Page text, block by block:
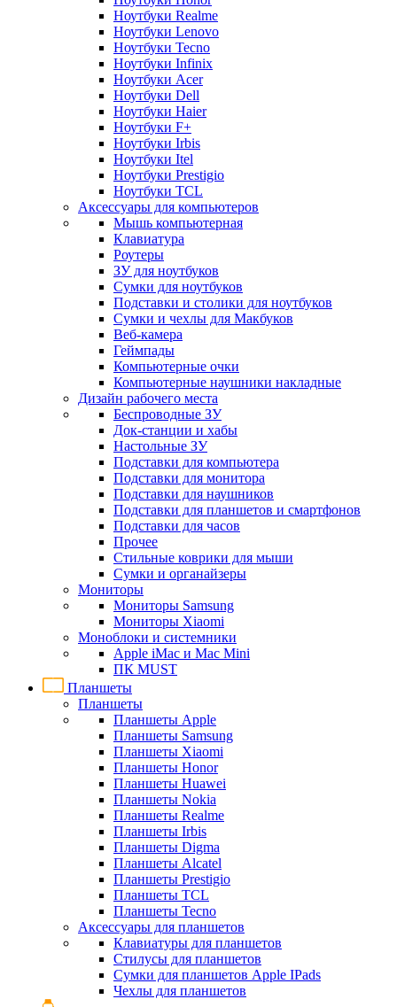
Ноутбуки Realme
Ноутбуки Lenovo
Ноутбуки Tecno
Ноутбуки Infinix
Ноутбуки Acer
Ноутбуки Dell
Ноутбуки Haier
Ноутбуки F+
Ноутбуки Irbis
Ноутбуки Itel
Ноутбуки Prestigio
Ноутбуки TCL
Аксессуары для компьютеров
Мышь компьютерная
Клавиатура
Роутеры
ЗУ для ноутбуков
Сумки для ноутбуков
Подставки и столики для ноутбуков
Сумки и чехлы для Макбуков
Веб-камера
Геймпады
Компьютерные очки
Компьютерные наушники накладные
Дизайн рабочего места
Беспроводные ЗУ
Док-станции и хабы
Настольные ЗУ
Подставки для компьютера
Подставки для монитора
Подставки для наушников
Подставки для планшетов и смартфонов
Подставки для часов
Прочее
Стильные коврики для мыши
Сумки и органайзеры
Мониторы
Мониторы Samsung
Мониторы Xiaomi
Моноблоки и системники
Apple iMac и Mac Mini
ПК MUST
Планшеты
Планшеты
Планшеты Apple
Планшеты Samsung
Планшеты Xiaomi
Планшеты Honor
Планшеты Huawei
Планшеты Nokia
Планшеты Realme
Планшеты Irbis
Планшеты Digma
Планшеты Alcatel
Планшеты Prestigio
Планшеты TCL
Планшеты Tecno
Аксессуары для планшетов
Клавиатуры для планшетов
Стилусы для планшетов
Сумки для планшетов Apple IPads
Чехлы для планшетов